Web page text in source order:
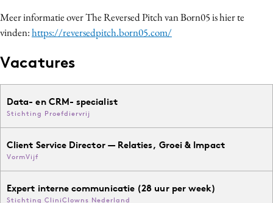
Meer informatie over The Reversed Pitch van Born05 is hier te
vinden:https://reversedpitch.born05.com/
Vacatures
Data- en CRM- specialist
Stichting Proefdiervrij
Client Service Director — Relaties, Groei & Impact
VormVijf
Expert interne communicatie (28 uur per week)
Stichting CliniClowns Nederland